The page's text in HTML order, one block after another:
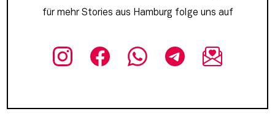
für mehr Stories aus Hamburg folge uns auf